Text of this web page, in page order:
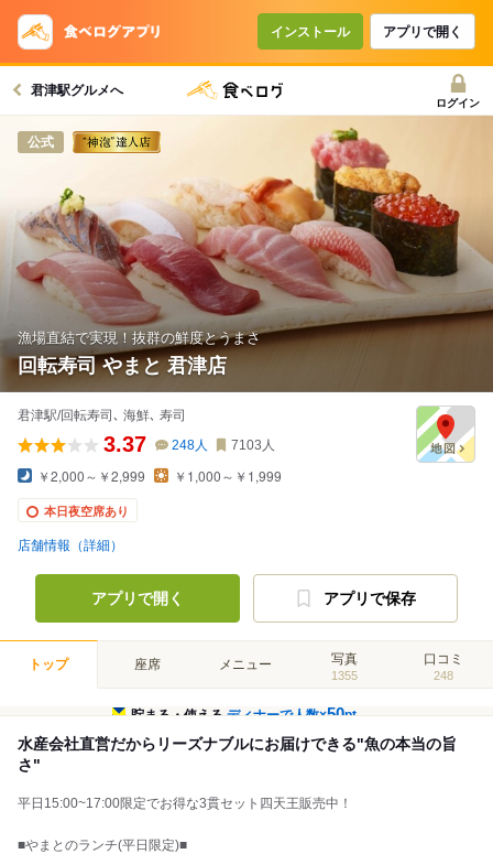
インストール アプリで開く
君津駅グルメへ
ログイン
公式
漁場直結で実現！抜群の鮮度とうまさ
回転寿司 やまと 君津店
君津駅/回転寿司､ 海鮮､ 寿司
3.37 248人 7103 人
￥2,000～￥2,999 ￥1,000～￥1,999
本日夜空席あり
店舗情報（詳細）
アプリで開く アプリで保存
トップ 座席 メニュー 写真
1355
口コミ
248
貯まる・使えるディナーで人数×50pt
水産会社直営だからリーズナブルにお届けできる"魚の本当の旨
さ"
平日15:00~17:00限定でお得な3貫セット四天王販売中！
■やまとのランチ(平日限定)■